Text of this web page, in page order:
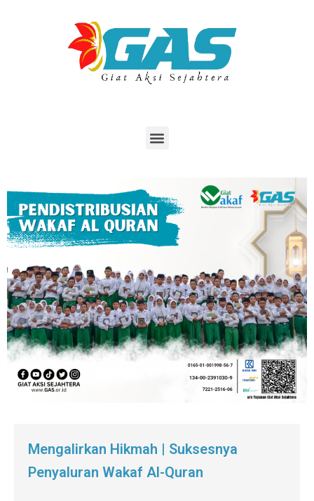
Mengalirkan Hikmah | Suksesnya
Penyaluran Wakaf Al-Quran